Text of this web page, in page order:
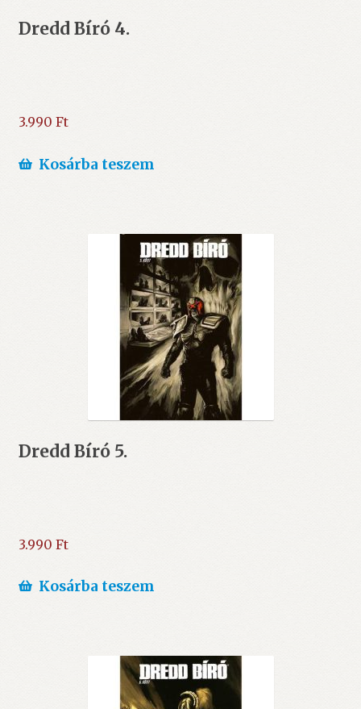
Dredd Bíró 4.
3.990 Ft
Kosárba teszem
Dredd Bíró 5.
3.990 Ft
Kosárba teszem